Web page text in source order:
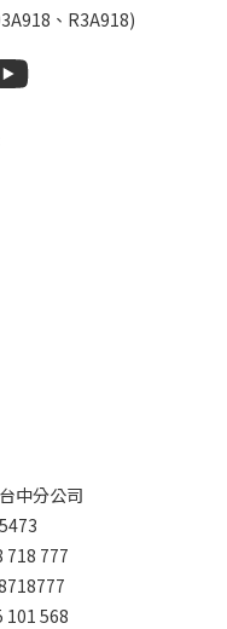
、R3A918)
中分公司
718 777
101 568